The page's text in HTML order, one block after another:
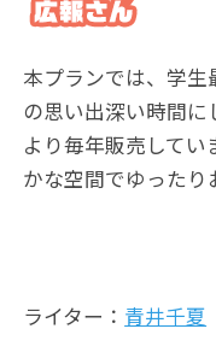
本プランでは、学
の思い出深い時間に
より毎年販売してい
かな空間でゆったり
ライター： 青井千夏